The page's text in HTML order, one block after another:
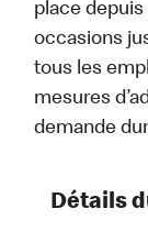
place
occasions
tous les
mesures
demande
Détails